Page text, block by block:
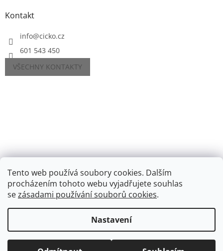
Tento web používá soubory cookies. Dalším
procházením tohoto webu vyjadřujete souhlas
sezásadami používání souborů cookies.
Nastavení
Kontakt
info@cicko.cz
601 543 450
VŠECHNY KONTAKTY
Copyright 2026Cíčko.cz. Všechna práva vyhrazena.Upravit
nastavení cookies